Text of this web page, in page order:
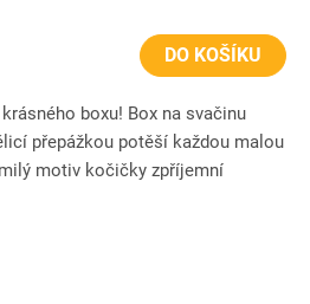
DO KOŠÍKU
boxu! Box na svačinu
přepážkou potěší každou malou
motiv kočičky zpříjemní